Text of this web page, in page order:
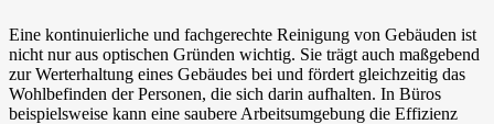
Eine kontinuierliche und fachgerechte Reinigung von Gebäuden ist
nicht nur aus optischen Gründen wichtig. Sie trägt auch maßgebend
zur Werterhaltung eines Gebäudes bei und fördert gleichzeitig das
Wohlbefinden der Personen, die sich darin aufhalten. In Büros
beispielsweise kann eine saubere Arbeitsumgebung die Effizienz